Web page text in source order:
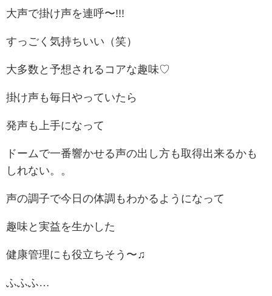
大声で掛け声を連呼〜!!!
すっごく気持ちいい（笑）
大多数と予想されるコアな趣味♡
掛け声も毎日やっていたら
発声も上手になって
ドームで一番響かせる声の出し方も取得出来るかも
しれない。。
声の調子で今日の体調もわかるようになって
趣味と実益を生かした
健康管理にも役立ちそう〜♫
ふふふ…